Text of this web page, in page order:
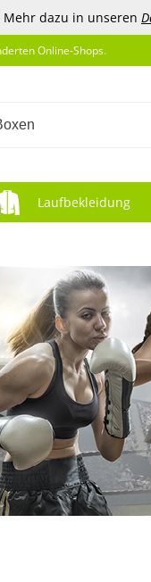
Mehr dazu in unseren
Online-Shops.
Laufbekleidung